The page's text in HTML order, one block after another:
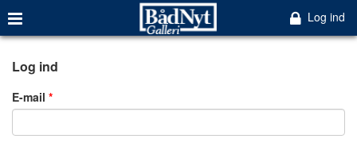
Log ind
Log ind
E-mail